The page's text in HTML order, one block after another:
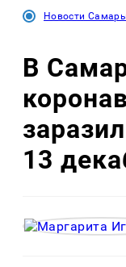
Новости
В
13